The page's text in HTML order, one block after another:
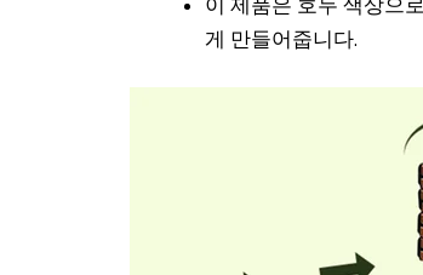
이 제품은 호두 색상으
게 만들어줍니다.